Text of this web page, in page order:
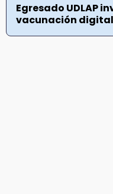
Egresado UDLAP
vacunación digital